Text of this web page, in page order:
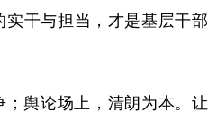
干与担当，才是基层干部
舆论场上，清朗为本。让